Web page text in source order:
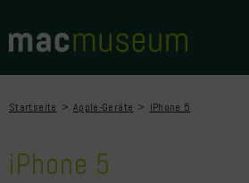
Startseite Apple-Geräte iPhone 5
iPhone 5